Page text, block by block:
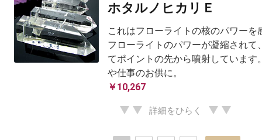
ホタルノヒカリＥ
これはフローライトの核のパワーを
フローライトのパワーが凝縮されて
てポイントの先から噴射しています
や仕事のお供に。
￥10,267
詳細をひらく